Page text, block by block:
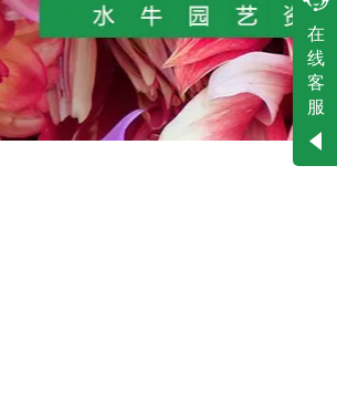
在
线
客
服
客服一
客服二
工作时间
周一至周六8:30-